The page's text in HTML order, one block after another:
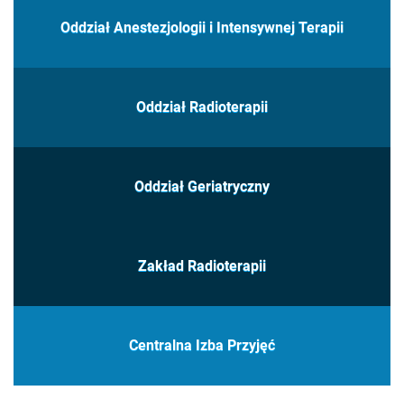
Oddział Anestezjologii i Intensywnej Terapii
Oddział Radioterapii
Oddział Geriatryczny
Zakład Radioterapii
Centralna Izba Przyjęć